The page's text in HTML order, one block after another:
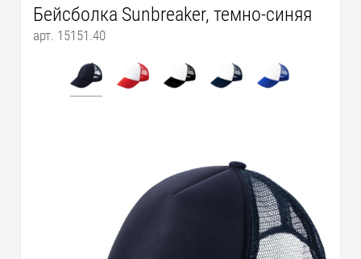
Бейсболка Sunbreaker, темно-синяя
арт. 15151.40